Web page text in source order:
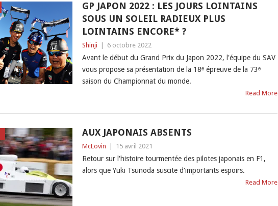
GP JAPON 2022 : LES JOURS LOINTAINS
SOUS UN SOLEIL RADIEUX PLUS
LOINTAINS ENCORE* ?
Shinji 6 octobre 2022
Avant le début du Grand Prix du Japon 2022, l'équipe du SAV
vous propose sa présentation de la 18ᵉ épreuve de la 73ᵉ
saison du Championnat du monde.
Read More
AUX JAPONAIS ABSENTS
McLovin 15 avril 2021
Retour sur l'histoire tourmentée des pilotes japonais en F1,
alors que Yuki Tsunoda suscite d'importants espoirs.
Read More